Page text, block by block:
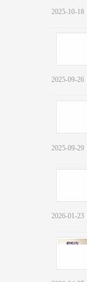
2025-10-18
2025-09-26
2025-09-29
2026-01-23